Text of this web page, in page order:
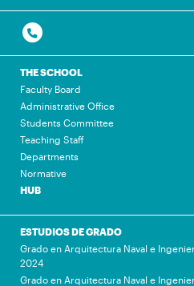
THE SCHOOL
Faculty Board
Administrative Office
Students Committee
Teaching Staff
Departments
Normative
HUB
ESTUDIOS DE GRADO
Grado en Arquitectura Naval e
2024
Grado en Arquitectura Naval e